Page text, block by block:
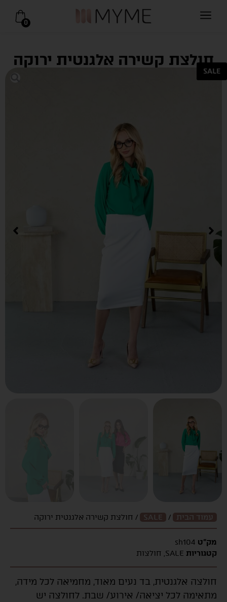
0
חולצת קשירה אלגנטית ירוקה
SALE
עמוד הבית /
SALE / חולצת קשירה אלגנטית ירוקה
מק"ט sh104
קטגוריות SALE
, חולצות
חולצה אלגנטית, בד נעים מאוד, מחמיאה לכל מידה,
מתאימה לכל יציאה/ אירוע/ שבת. לחולצה יש